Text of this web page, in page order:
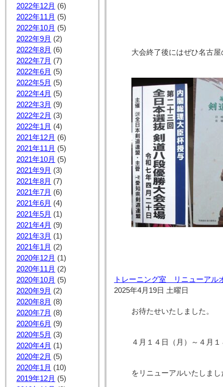
2022年12月 (6)
2022年11月 (5)
2022年10月 (5)
2022年9月 (2)
2022年8月 (6)
2022年7月 (7)
2022年6月 (5)
2022年5月 (5)
2022年4月 (5)
2022年3月 (9)
2022年2月 (3)
2022年1月 (4)
2021年12月 (6)
2021年11月 (5)
2021年10月 (5)
2021年9月 (3)
2021年8月 (7)
2021年7月 (6)
2021年6月 (4)
2021年5月 (1)
2021年4月 (9)
2021年3月 (1)
2021年1月 (2)
2020年12月 (1)
2020年11月 (2)
2020年10月 (5)
2020年9月 (2)
2020年8月 (8)
2020年7月 (8)
2020年6月 (9)
2020年5月 (3)
2020年4月 (1)
2020年2月 (5)
2020年1月 (10)
2019年12月 (5)
大会終了後にはぜひ名古
トレーニング室 リニューアル
2025年4月19日 土曜日
お待たせいたしました。
４月１４日（月）～４月
をリニューアルいたしま